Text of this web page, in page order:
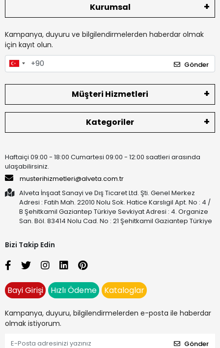
Kurumsal
Kampanya, duyuru ve bilgilendirmelerden haberdar olmak
için kayıt olun.
Gönder
Müşteri Hizmetleri
Kategoriler
Haftaiçi 09:00 - 18:00 Cumartesi 09:00 - 12:00 saatleri arasında
ulaşabilirsiniz.
musterihizmetleri@alveta.com.tr
Alveta İnşaat Sanayi ve Dış Ticaret Ltd. Şti. Genel Merkez
Adresi : Fatih Mah. 22010 Nolu Sok. Hatice Karslıgil Apt. No : 4 /
B Şehitkamil Gaziantep Türkiye Sevkiyat Adresi : 4. Organize
San. Böl. 83414 Nolu Cad. No : 21 Şehitkamil Gaziantep Türkiye
Bizi Takip Edin
Bayi Girişi Hızlı Ödeme Kataloglar
Kampanya, duyuru, bilgilendirmelerden e-posta ile haberdar
olmak istiyorum.
Gönder